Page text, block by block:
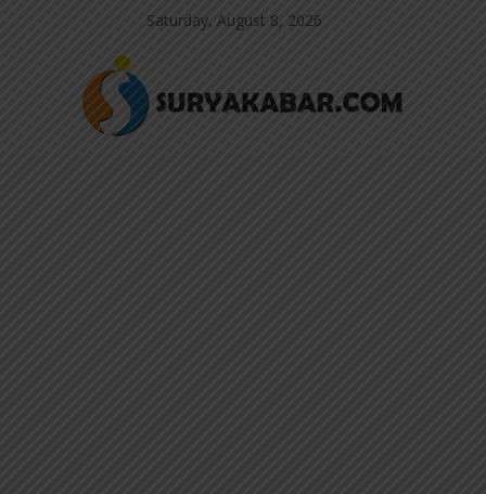
Saturday, August 8, 2026